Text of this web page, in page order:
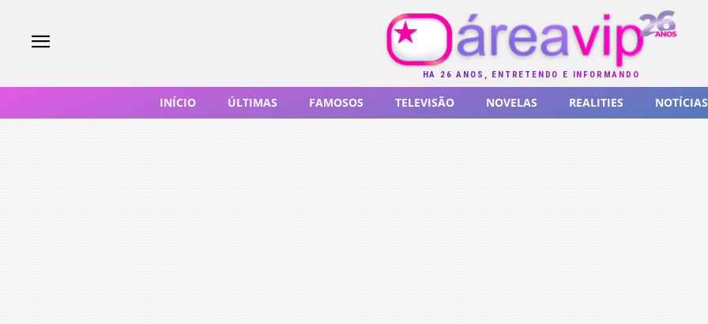
HÁ 26 ANOS, ENTRETENDO E INFORMANDO
INÍCIO ÚLTIMAS FAMOSOS TELEVISÃO NOVELAS REALITIES NOTÍCIAS